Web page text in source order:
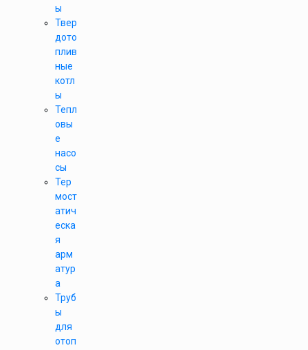
ы
Твер
дото
плив
ные
котл
ы
Тепл
овы
е
насо
сы
Тер
мост
атич
еска
я
арм
атур
а
Труб
ы
для
отоп